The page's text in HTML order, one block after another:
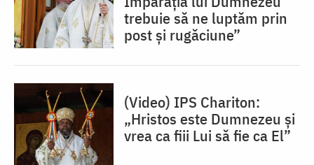
trebuie să ne luptăm prin
post și rugăciune”
(Video) IPS Chariton:
„Hristos este Dumnezeu și
vrea ca fiii Lui să fie ca El”